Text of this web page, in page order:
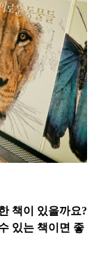
책이 있을까요?
있는 책이면 좋